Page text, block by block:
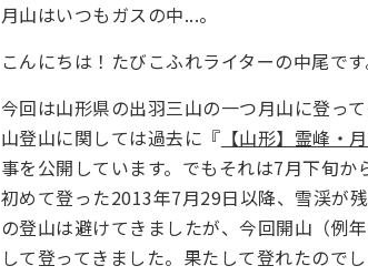
月山はいつもガスの中...。
こんにちは！たびこふれライターの中尾です
今回は山形県の出羽三山の一つ月山に登っ
山登山に関しては過去に『 【山形】霊峰・
事を公開しています。でもそれは7月下旬
初めて登った2013年7月29日以降、雪渓が
の登山は避けてきましたが、今回開山（例
して登ってきました。果たして登れたので